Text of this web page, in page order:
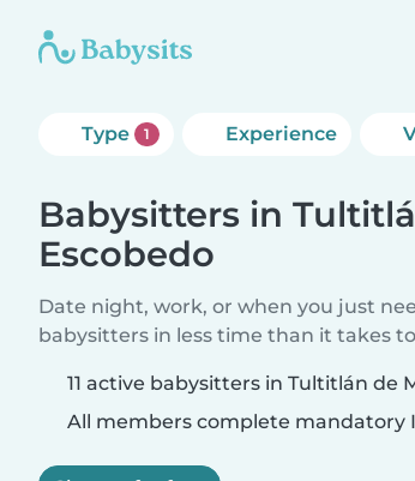
Type 1 Experience
Babysitters in
Escobedo
Date night, work, or when you just
babysitters in less time than it takes
11 active babysitters in Tultitlán de
All members complete mandatory